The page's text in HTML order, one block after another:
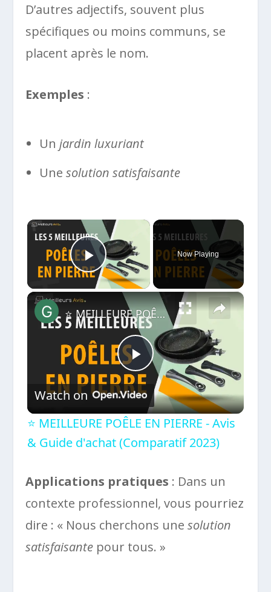
D’autres adjectifs, souvent plus
spécifiques ou moins communs, se
placent après le nom.
Exemples :
Unjardin luxuriant
Unesolution satisfaisante
×
Play Video
Now Playing
×
Play
Video
⭐️ MEILLEURE POÊLE EN PIERRE - Avis & Guide d'achat (Comparatif 2023)
Watch on
⭐️ MEILLEURE POÊLE EN PIERRE - Avis
& Guide d'achat (Comparatif 2023)
Applications pratiques : Dans un
contexte professionnel, vous pourriez
dire : « Nous cherchons unesolution
satisfaisante pour tous. »